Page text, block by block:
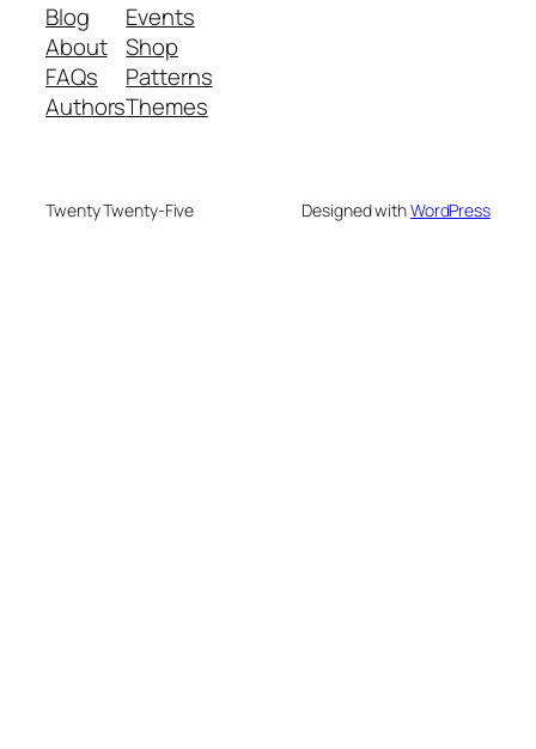
Blog
About
FAQs
Authors
Events
Shop
Patterns
Themes
Twenty Twenty-Five Designed withWordPress